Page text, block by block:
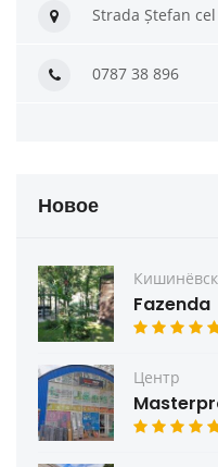
Strada Ștefan
0787 38 896
Новое
Fazenda
Центр